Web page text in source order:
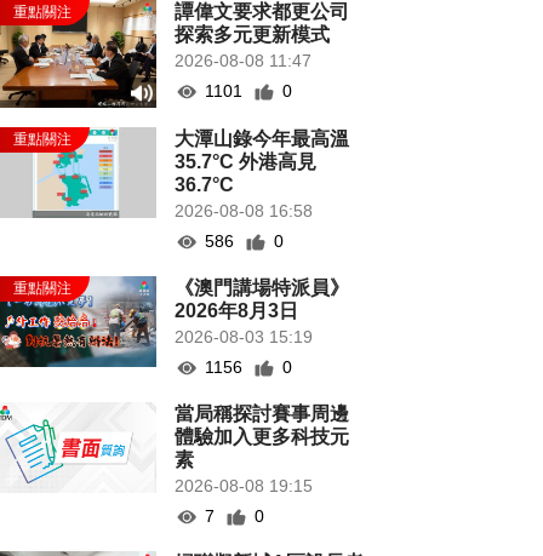
譚偉文要求都更公司
探索多元更新模式
2026-08-08 11:47
1101
0
大潭山錄今年最高溫
35.7°C 外港高見
36.7°C
2026-08-08 16:58
586
0
《澳門講場特派員》
2026年8月3日
2026-08-03 15:19
1156
0
當局稱探討賽事周邊
體驗加入更多科技元
素
2026-08-08 19:15
7
0